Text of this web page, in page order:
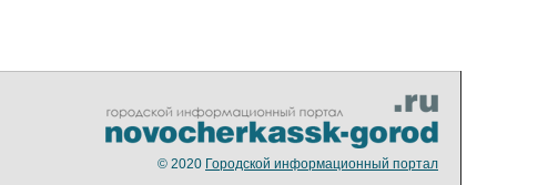
© 2020 Городской информационный портал